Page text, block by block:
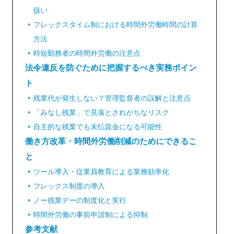
扱い
フレックスタイム制における時間外労働時間の計算
方法
時短勤務者の時間外労働の注意点
法令違反を防ぐために把握するべき実務ポイン
ト
残業代が発生しない？管理監督者の誤解と注意点
「みなし残業」で見落とされがちなリスク
自主的な残業でも未払賃金になる可能性
働き方改革・時間外労働削減のためにできるこ
と
ツール導入・従業員教育による業務効率化
フレックス制度の導入
ノー残業デーの制度化と実行
時間外労働の事前申請制による抑制
参考文献